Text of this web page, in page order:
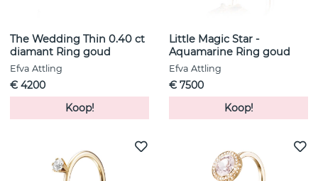
The Wedding Thin 0.40 ct
diamant Ring goud
Efva Attling
€ 4200
Koop!
Little Magic Star -
Aquamarine Ring goud
Efva Attling
€ 7500
Koop!